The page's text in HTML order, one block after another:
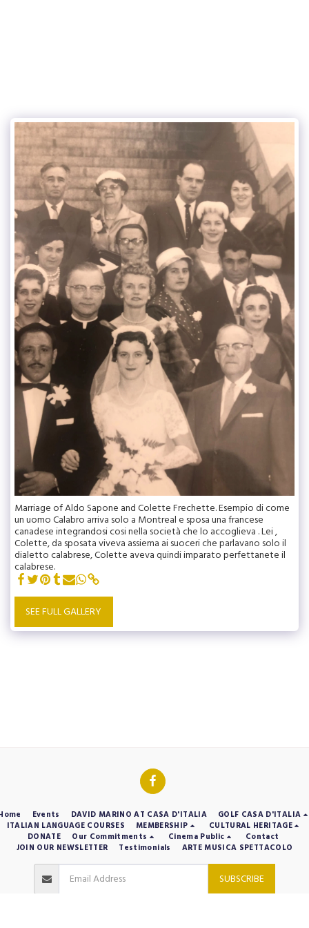
Marriage of Aldo Sapone and Colette Frechette. Esempio di come
un uomo Calabro arriva solo a Montreal e sposa una francese
canadese integrandosi cosi nella società che lo accoglieva . Lei ,
Colette, da sposata viveva assiema ai suoceri che parlavano solo il
dialetto calabrese, Colette aveva quindi imparato perfettanete il
calabrese.
SEE FULL GALLERY
Events DAVID MARINO AT CASA D'ITALIA
GOLF CASA D'ITALIA
ITALIAN LANGUAGE COURSES
MEMBERSHIP
CULTURAL HERITAGE
DONATE
Our Commitments Cinema Public
Contact
JOIN OUR NEWSLETTER
Testimonials ARTE MUSICA SPETTACOLO
SUBSCRIBE